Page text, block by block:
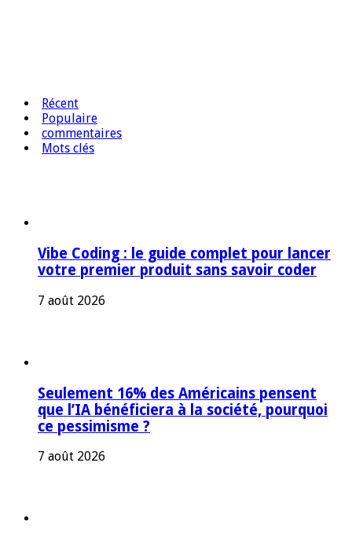
Récent
Populaire
commentaires
Mots clés
Vibe Coding : le guide complet pour lancer
votre premier produit sans savoir coder
7 août 2026
Seulement 16% des Américains pensent
que l’IA bénéficiera à la société, pourquoi
ce pessimisme ?
7 août 2026